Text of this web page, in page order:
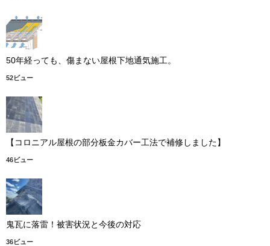
50年経っても、傷まない屋根下地通気施工。
52ビュー
【コロニアル屋根の部分板金カバー工法で補修しました】
46ビュー
鬼瓦に落雷！被害状況と今後の対応
36ビュー